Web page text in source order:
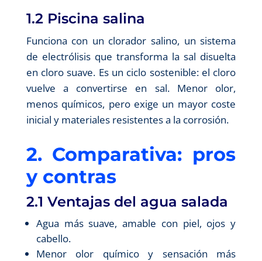
1.2 Piscina salina
Funciona con un clorador salino, un sistema
de electrólisis que transforma la sal disuelta
en cloro suave. Es un ciclo sostenible: el cloro
vuelve a convertirse en sal. Menor olor,
menos químicos, pero exige un mayor coste
inicial y materiales resistentes a la corrosión.
2. Comparativa: pros
y contras
2.1 Ventajas del agua salada
Agua más suave, amable con piel, ojos y
cabello.
Menor olor químico y sensación más